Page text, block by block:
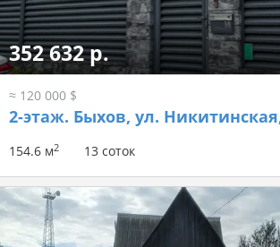
352 632 р.
≈ 120 000 $
2-этаж. Быхов, ул.
154.6 м2 13 соток